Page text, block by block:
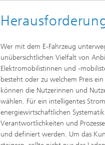
Wer mit dem E-Fahrzeug
unübersichtlichen Vielfalt von
Elektromobilistinnen und -
besteht oder zu welchem Preis
können die Nutzerinnen und
wählen. Für ein intelligentes
energiewirtschaftlichen
Verantwortlichkeiten und
und definiert werden. Um das